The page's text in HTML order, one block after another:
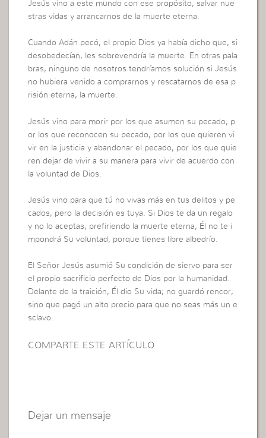
Jesús vino a este mundo con ese propósito, salvar nue
stras vidas y arrancarnos de la muerte eterna.
Cuando Adán pecó, el propio Dios ya había dicho que, si
desobedecían, les sobrevendría la muerte. En otras pala
bras, ninguno de nosotros tendríamos solución si Jesús
no hubiera venido a comprarnos y rescatarnos de esa p
risión eterna, la muerte.
Jesús vino para morir por los que asumen su pecado, p
or los que reconocen su pecado, por los que quieren vi
vir en la justicia y abandonar el pecado, por los que quie
ren dejar de vivir a su manera para vivir de acuerdo con
la voluntad de Dios.
Jesús vino para que tú no vivas más en tus delitos y pe
cados, pero la decisión es tuya. Si Dios te da un regalo
y no lo aceptas, prefiriendo la muerte eterna, Él no te i
mpondrá Su voluntad, porque tienes libre albedrío.
El Señor Jesús asumió Su condición de siervo para ser
el propio sacrificio perfecto de Dios por la humanidad.
Delante de la traición, Él dio Su vida; no guardó rencor,
sino que pagó un alto precio para que no seas más un e
sclavo.
COMPARTE ESTE ARTÍCULO
Dejar un mensaje